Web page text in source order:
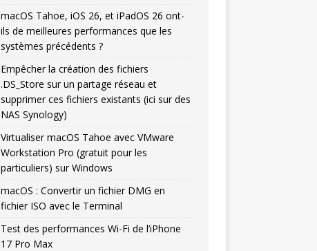
macOS Tahoe, iOS 26, et iPadOS 26 ont-
ils de meilleures performances que les
systèmes précédents ?
Empêcher la création des fichiers
.DS_Store sur un partage réseau et
supprimer ces fichiers existants (ici sur des
NAS Synology)
Virtualiser macOS Tahoe avec VMware
Workstation Pro (gratuit pour les
particuliers) sur Windows
macOS : Convertir un fichier DMG en
fichier ISO avec le Terminal
Test des performances Wi-Fi de l’iPhone
17 Pro Max